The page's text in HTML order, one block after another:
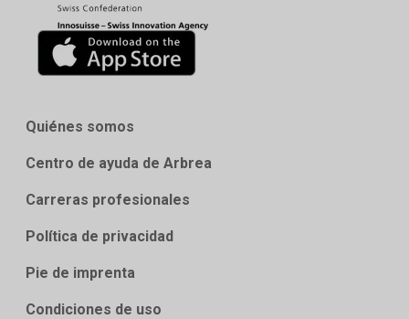
Quiénes somos
Centro de ayuda de Arbrea
Carreras profesionales
Política de privacidad
Pie de imprenta
Condiciones de uso